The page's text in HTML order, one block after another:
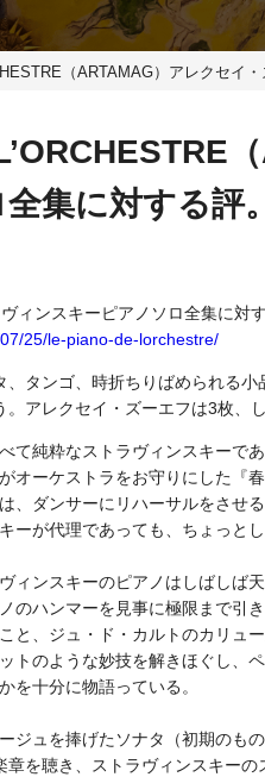
（ARTAMAG）アレクセイ
集に対する評。
ィンスキーピアノソロ全集に対す
25/le-piano-de-lorchestre/
、タンゴ、時折ちりばめられる
アレクセイ・ズーエフは3枚、
て純粋なストラヴィンスキーで
オーケストラをお守りにした『
、ダンサーにリハーサルをさ
ーが代理であっても、ちょっと
ィンスキーのピアノはしばしば
のハンマーを見事に極限まで引
と、ジュ・ド・カルトのカリュ
トのような妙技を解きほぐし、
を十分に物語っている。
ジュを捧げたソナタ（初期のも
を聴き、ストラヴィンスキー